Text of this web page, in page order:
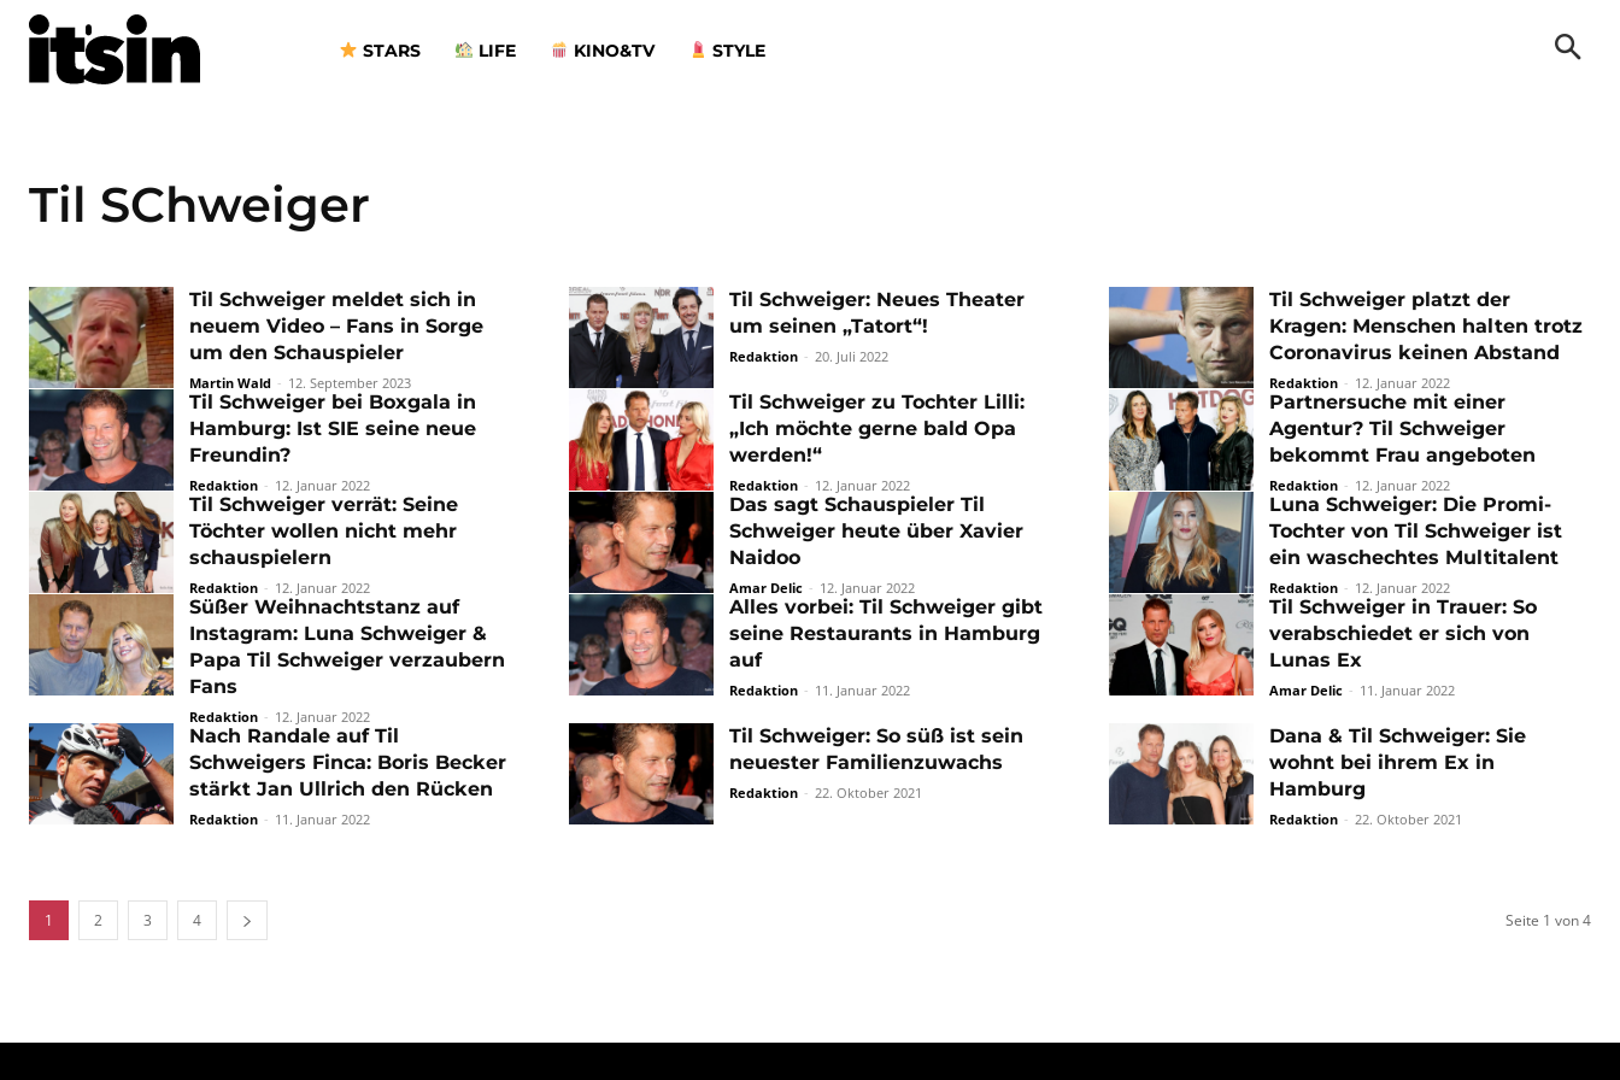
STARS LIFE KINO&TV STYLE
Til SChweiger
Til Schweiger meldet sich in
neuem Video – Fans in Sorge
um den Schauspieler
Martin Wald - 12. September 2023
Til Schweiger: Neues Theater
um seinen „Tatort“!
Redaktion - 20. Juli 2022
Til Schweiger platzt der
Kragen: Menschen halten trotz
Coronavirus keinen Abstand
Redaktion - 12. Januar 2022
Til Schweiger bei Boxgala in
Hamburg: Ist SIE seine neue
Freundin?
Redaktion - 12. Januar 2022
Til Schweiger zu Tochter Lilli:
„Ich möchte gerne bald Opa
werden!“
Redaktion - 12. Januar 2022
Partnersuche mit einer
Agentur? Til Schweiger
bekommt Frau angeboten
Redaktion - 12. Januar 2022
Til Schweiger verrät: Seine
Töchter wollen nicht mehr
schauspielern
Redaktion - 12. Januar 2022
Das sagt Schauspieler Til
Schweiger heute über Xavier
Naidoo
Amar Delic - 12. Januar 2022
Luna Schweiger: Die Promi-
Tochter von Til Schweiger ist
ein waschechtes Multitalent
Redaktion - 12. Januar 2022
Süßer Weihnachtstanz auf
Instagram: Luna Schweiger &
Papa Til Schweiger verzaubern
Fans
Redaktion - 12. Januar 2022
Alles vorbei: Til Schweiger gibt
seine Restaurants in Hamburg
auf
Redaktion - 11. Januar 2022
Til Schweiger in Trauer: So
verabschiedet er sich von
Lunas Ex
Amar Delic - 11. Januar 2022
Nach Randale auf Til
Schweigers Finca: Boris Becker
stärkt Jan Ullrich den Rücken
Redaktion - 11. Januar 2022
Til Schweiger: So süß ist sein
neuester Familienzuwachs
Redaktion - 22. Oktober 2021
Dana & Til Schweiger: Sie
wohnt bei ihrem Ex in
Hamburg
Redaktion - 22. Oktober 2021
1 2 3 4 Seite 1 von 4